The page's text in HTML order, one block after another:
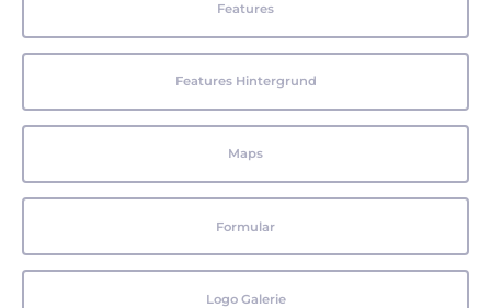
Features
Features Hintergrund
Maps
Formular
Logo Galerie